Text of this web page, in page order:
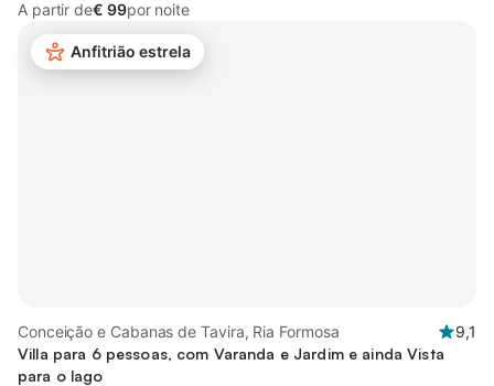
A partir de€ 99por noite
Anfitrião estrela
Conceição e Cabanas de Tavira, Ria Formosa
9,1
Villa para 6 pessoas, com Varanda e Jardim e ainda Vista
para o lago